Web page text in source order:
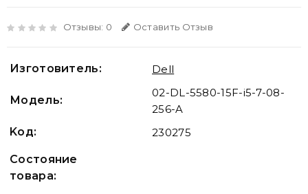
Отзывы: 0 Оставить Отзыв
Изготовитель: Dell
Модель:
02-DL-5580-15F-i5-7-08-
256-A
Koд:
230275
Состояние
товара: